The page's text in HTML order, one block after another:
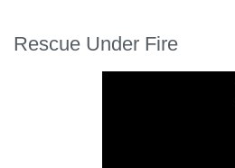
Rescue Under Fire